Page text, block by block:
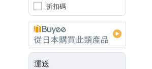
折扣碼
運送